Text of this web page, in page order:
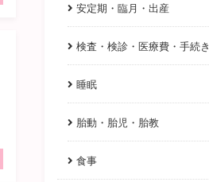
安定期・臨月・出産
検査・検診・医療費・手続き
睡眠
胎動・胎児・胎教
食事